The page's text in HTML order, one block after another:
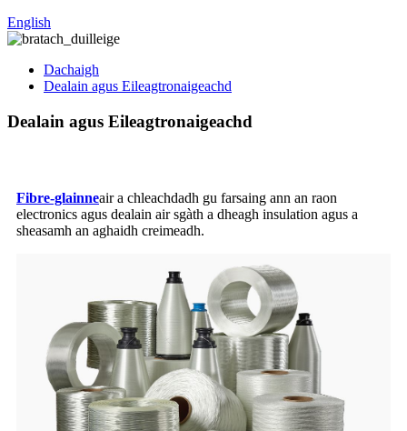
English
Dachaigh
Dealain agus Eileagtronaigeachd
Dealain agus Eileagtronaigeachd
Fibre-glainneair a chleachdadh gu farsaing ann an raon
electronics agus dealain air sgàth a dheagh insulation agus a
sheasamh an aghaidh creimeadh.